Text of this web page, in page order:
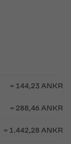
= 144,23 ANKR
= 288,46 ANKR
= 1.442,28 ANKR